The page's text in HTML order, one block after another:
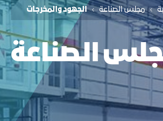
مجلس الصناعة الجهود والمخرجات
الصناعة